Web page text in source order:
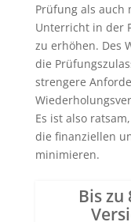
Prüfung als auch
Unterricht in der
zu erhöhen. Des
die
strengere
Es ist also
die finanziellen
minimieren.
Bis zu